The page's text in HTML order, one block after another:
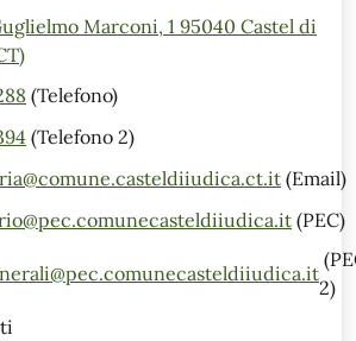
Marconi, 1 95040 Castel di
(Telefono)
(Telefono 2)
(Email)
(PEC)
2)